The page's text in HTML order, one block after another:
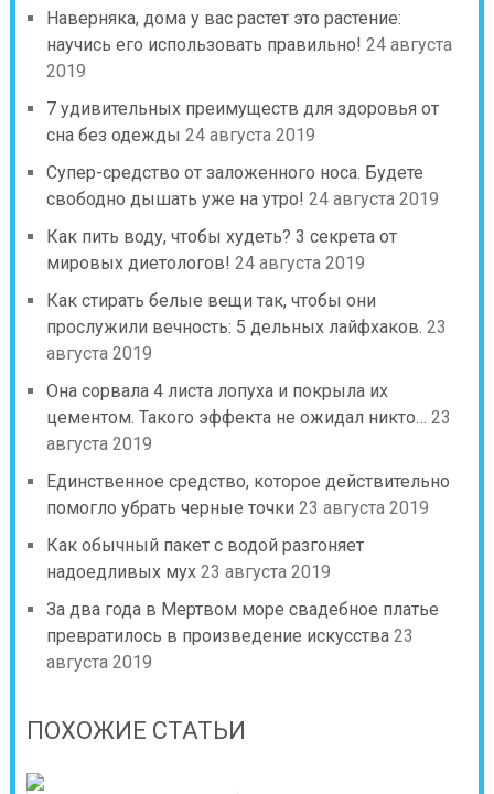
Наверняка, дома у вас растет это растение:
научись его использовать правильно! 24 августа
2019
7 удивительных преимуществ для здоровья от
сна без одежды 24 августа 2019
Супер-средство от заложенного носа. Будете
свободно дышать уже на утро! 24 августа 2019
Как пить воду, чтобы худеть? 3 секрета от
мировых диетологов! 24 августа 2019
Как стирать белые вещи так, чтобы они
прослужили вечность: 5 дельных лайфхаков. 23
августа 2019
Она сорвала 4 листа лопуха и покрыла их
цементом. Такого эффекта не ожидал никто… 23
августа 2019
Единственное средство, которое действительно
помогло убрать черные точки 23 августа 2019
Как обычный пакет с водой разгоняет
надоедливых мух 23 августа 2019
За два года в Мертвом море свадебное платье
превратилось в произведение искусства 23
августа 2019
ПОХОЖИЕ СТАТЬИ